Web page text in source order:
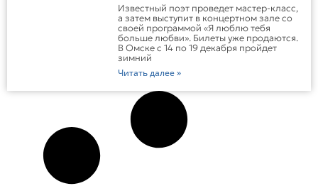
Известный поэт проведет мастер-класс,
а затем выступит в концертном зале со
своей программой «Я люблю тебя
больше любви». Билеты уже продаются.
В Омске с 14 по 19 декабря пройдет
зимний
Читать далее »